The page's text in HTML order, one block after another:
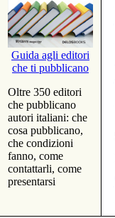
Guida agli editori
che ti pubblicano
Oltre 350 editori
che pubblicano
autori italiani: che
cosa pubblicano,
che condizioni
fanno, come
contattarli, come
presentarsi